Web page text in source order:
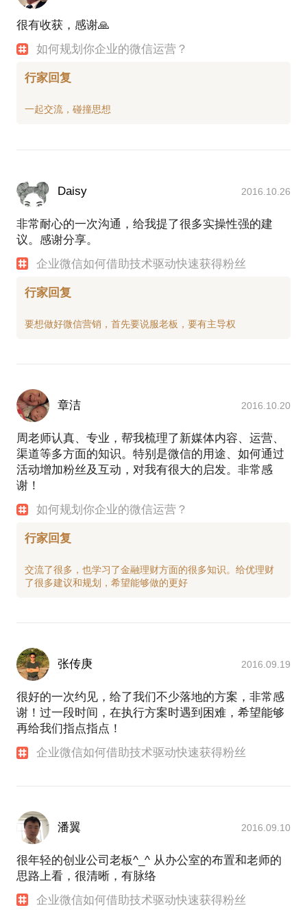
很有收获，感谢🙏
如何规划你企业的微信运营？
行家回复
Daisy 2016.10.26
非常耐心的一次沟通，给我提了很多实操性强的建
议。感谢分享。
企业微信如何借助技术驱动快速获得粉丝
行家回复
章洁 2016.10.20
周老师认真、专业，帮我梳理了新媒体内容、运营、
渠道等多方面的知识。特别是微信的用途、如何通过
活动增加粉丝及互动，对我有很大的启发。非常感
谢！
如何规划你企业的微信运营？
行家回复
交流了很多，也学习了金融理财方面的很多知识。给优理财
张传庚 2016.09.19
很好的一次约见，给了我们不少落地的方案，非常感
谢！过一段时间，在执行方案时遇到困难，希望能够
再给我们指点指点！
企业微信如何借助技术驱动快速获得粉丝
潘翼 2016.09.10
很年轻的创业公司老板^_^ 从办公室的布置和老师的
思路上看，很清晰，有脉络
企业微信如何借助技术驱动快速获得粉丝